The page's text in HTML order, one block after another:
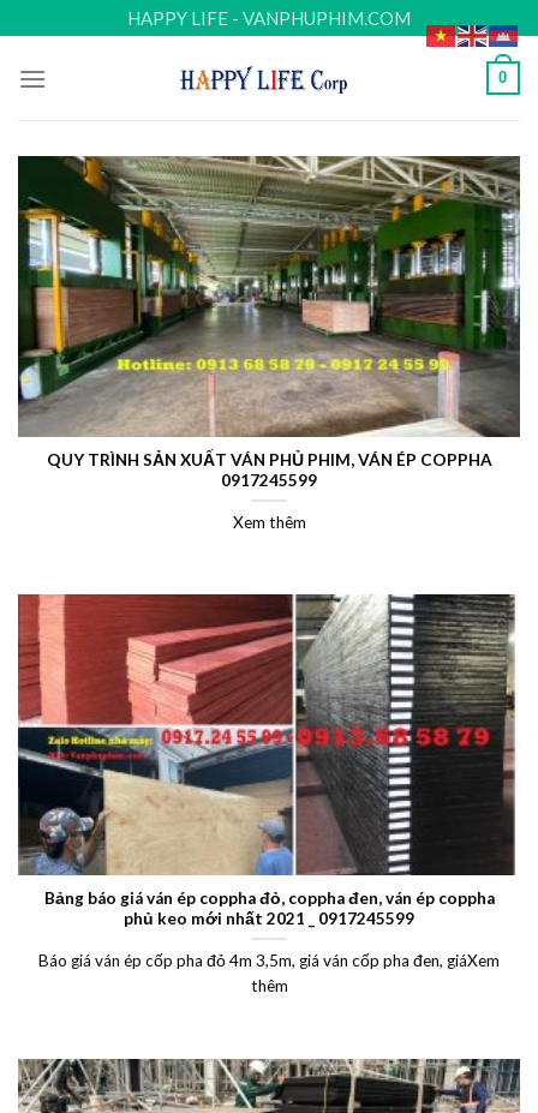
to
content
HAPPY LIFE - VANPHUPHIM.COM
0
QUY TRÌNH SẢN XUẤT VÁN PHỦ PHIM, VÁN ÉP COPPHA
0917245599
Xem thêm
Bảng báo giá ván ép coppha đỏ, coppha đen, ván ép coppha
phủ keo mới nhất 2021 _ 0917245599
Báo giá ván ép cốp pha đỏ 4m 3,5m, giá ván cốp pha đen, giáXem
thêm